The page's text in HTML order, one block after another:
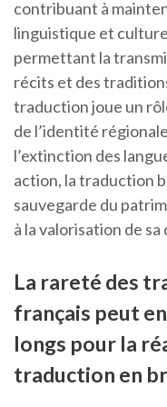
contribuant à
linguistique et
permettant la
récits et des
traduction joue un
de l’identité
l’extinction des
action, la traduction
sauvegarde du
à la valorisation de
La rareté des
français peut
longs pour la
traduction en